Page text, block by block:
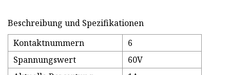
Beschreibung und Spezifikationen
Kontaktnummern
6
Spannungswert
60V